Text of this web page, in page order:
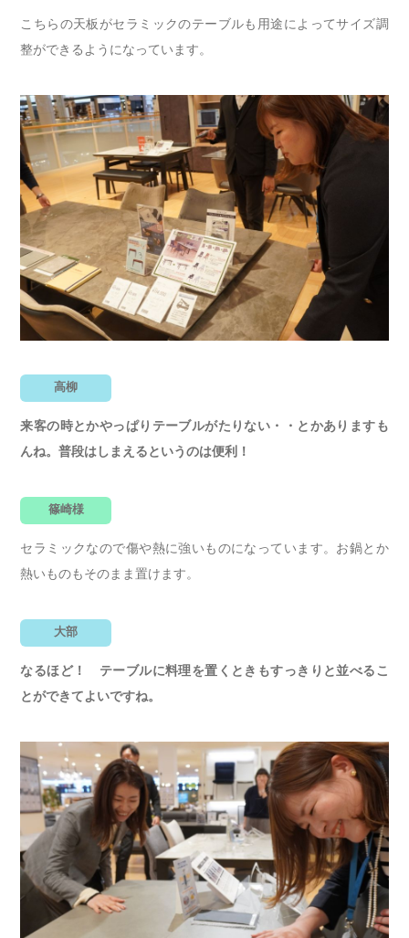
こちらの天板がセラミックのテーブルも用途によってサイズ調
整ができるようになっています。
高柳
来客の時とかやっぱりテーブルがたりない・・とかありますも
んね。普段はしまえるというのは便利！
篠崎様
セラミックなので傷や熱に強いものになっています。お鍋とか
熱いものもそのまま置けます。
大部
なるほど！ テーブルに料理を置くときもすっきりと並べるこ
とができてよいですね。